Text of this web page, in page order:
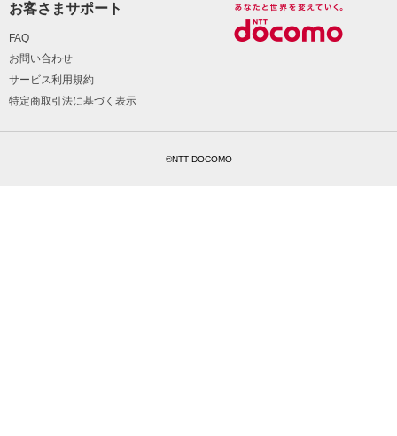
お客さまサポート
FAQ
お問い合わせ
サービス利用規約
特定商取引法に基づく表示
©NTT DOCOMO